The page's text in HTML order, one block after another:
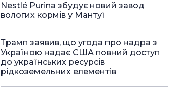
Nestlé Purina збудує новий завод
вологих кормів у Мантуї
Трамп заявив, що угода про надра з
Україною надає США повний доступ
до українських ресурсів
рідкоземельних елементів